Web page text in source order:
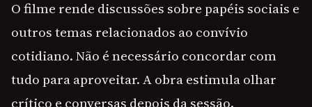
O filme rende discussões sobre papéis sociais e
outros temas relacionados ao convívio
cotidiano. Não é necessário concordar com
tudo para aproveitar. A obra estimula olhar
crítico e conversas depois da sessão.